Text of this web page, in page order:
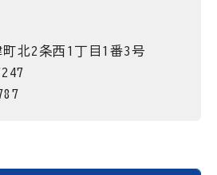
北2条西1丁目1番3号